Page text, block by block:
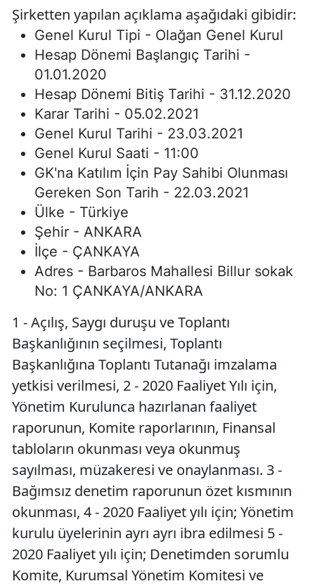
Şirketten yapılan açıklama aşağıdaki gibidir:
Genel Kurul Tipi - Olağan Genel Kurul
Hesap Dönemi Başlangıç Tarihi -
01.01.2020
Hesap Dönemi Bitiş Tarihi - 31.12.2020
Karar Tarihi - 05.02.2021
Genel Kurul Tarihi - 23.03.2021
Genel Kurul Saati - 11:00
GK'na Katılım İçin Pay Sahibi Olunması
Gereken Son Tarih - 22.03.2021
Ülke - Türkiye
Şehir - ANKARA
İlçe - ÇANKAYA
Adres - Barbaros Mahallesi Billur sokak
No: 1 ÇANKAYA/ANKARA
1 - Açılış, Saygı duruşu ve Toplantı
Başkanlığının seçilmesi, Toplantı
Başkanlığına Toplantı Tutanağı imzalama
yetkisi verilmesi, 2 - 2020 Faaliyet Yılı için,
Yönetim Kurulunca hazırlanan faaliyet
raporunun, Komite raporlarının, Finansal
tabloların okunması veya okunmuş
sayılması, müzakeresi ve onaylanması. 3 -
Bağımsız denetim raporunun özet kısmının
okunması, 4 - 2020 Faaliyet yılı için; Yönetim
kurulu üyelerinin ayrı ayrı ibra edilmesi 5 -
2020 Faaliyet yılı için; Denetimden sorumlu
Komite, Kurumsal Yönetim Komitesi ve